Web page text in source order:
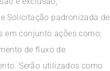
Solicitação padronizada de
em conjunto ações como:
de fluxo de
Serão utilizados como